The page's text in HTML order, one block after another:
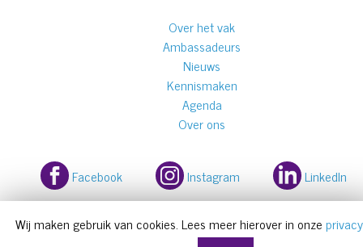
Over het vak
Ambassadeurs
Nieuws
Kennismaken
Agenda
Over ons
Facebook Instagram LinkedIn
Wij maken gebruik van cookies. Lees meer hierover in onzeprivacy